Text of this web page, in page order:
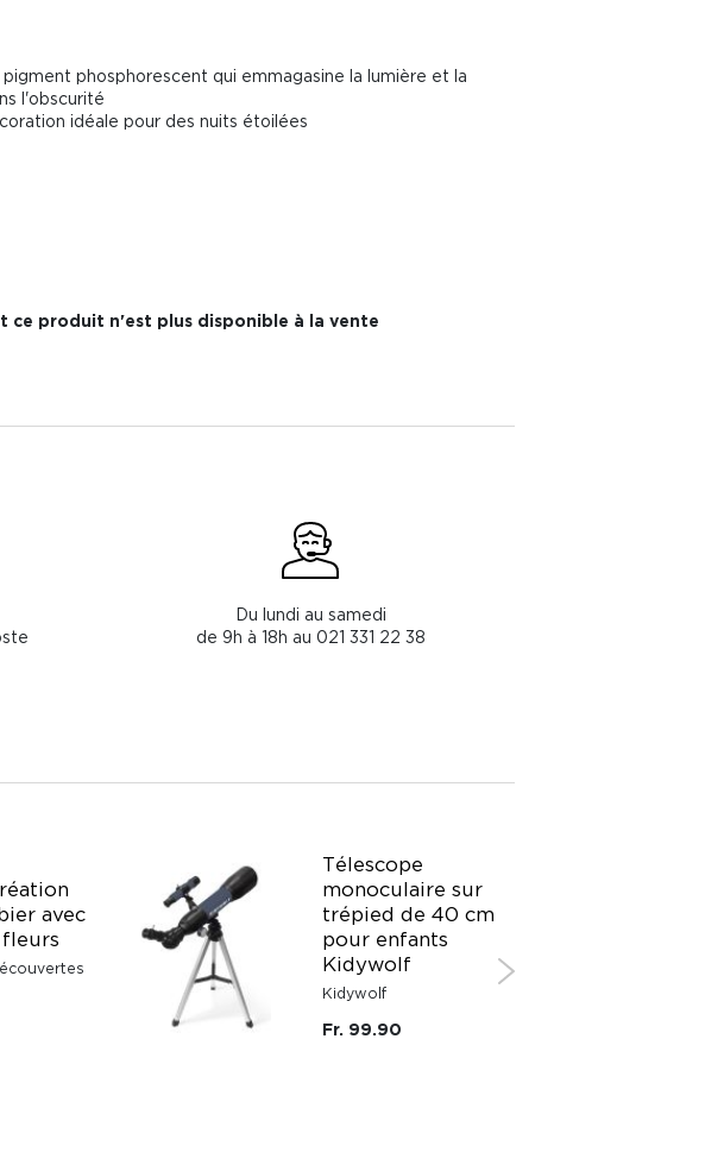
phosphorescent qui emmagasine la lumière et la
l'obscurité
idéale pour des nuits étoilées
ce produit n'est plus disponible à la vente
Du lundi au samedi
de 9h à 18h au 021 331 22 38
avec
fleurs
Télescope
monoculaire sur
trépied de 40 cm
pour enfants
Kidywolf
Kidywolf
Fr. 99.90